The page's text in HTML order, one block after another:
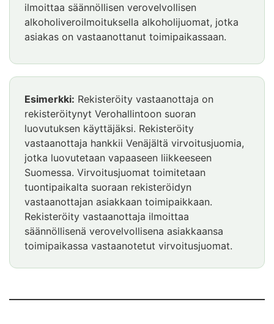
ilmoittaa säännöllisen verovelvollisen
alkoholiveroilmoituksella alkoholijuomat, jotka
asiakas on vastaanottanut toimipaikassaan.
Esimerkki: Rekisteröity vastaanottaja on
rekisteröitynyt Verohallintoon suoran
luovutuksen käyttäjäksi. Rekisteröity
vastaanottaja hankkii Venäjältä virvoitusjuomia,
jotka luovutetaan vapaaseen liikkeeseen
Suomessa. Virvoitusjuomat toimitetaan
tuontipaikalta suoraan rekisteröidyn
vastaanottajan asiakkaan toimipaikkaan.
Rekisteröity vastaanottaja ilmoittaa
säännöllisenä verovelvollisena asiakkaansa
toimipaikassa vastaanotetut virvoitusjuomat.